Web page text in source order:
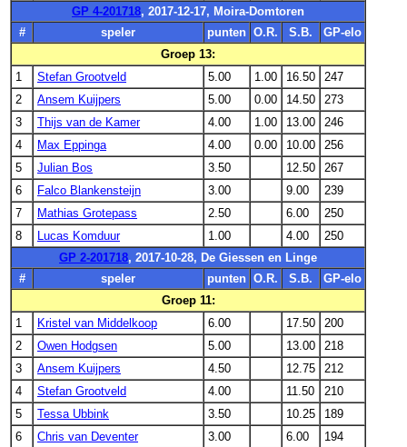
GP 4-201718, 2017-12-17, Moira-Domtoren
#
speler punten O.R. S.B.
GP-elo
Groep 13:
1
Stefan Grootveld 5.00 1.00 16.50
247
2
Ansem Kuijpers 5.00 0.00 14.50
273
3
Thijs van de Kamer 4.00 1.00 13.00
246
4
Max Eppinga 4.00 0.00 10.00
256
5
Julian Bos 3.50 12.50
267
6
Falco Blankensteijn 3.00 9.00
239
7
Mathias Grotepass 2.50 6.00
250
8
Lucas Komduur 1.00 4.00
250
GP 2-201718, 2017-10-28, De Giessen en Linge
#
speler punten O.R. S.B.
GP-elo
Groep 11:
1
Kristel van Middelkoop 6.00 17.50
200
2
Owen Hodgsen 5.00 13.00
218
3
Ansem Kuijpers 4.50 12.75
212
4
Stefan Grootveld 4.00 11.50
210
5
Tessa Ubbink 3.50 10.25
189
6
Chris van Deventer 3.00 6.00
194